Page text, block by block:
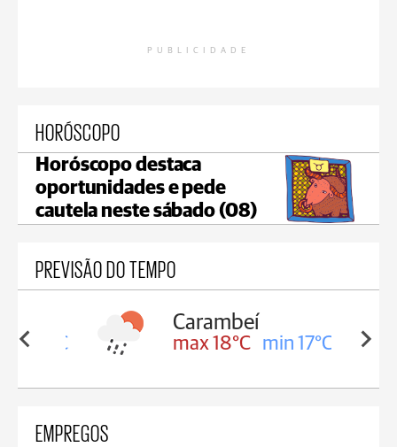
PUBLICIDADE
HORÓSCOPO
Horóscopo destaca
oportunidades e pede
cautela neste sábado (08)
PREVISÃO DO TEMPO
18°C
Carambeí
max 18°C min 17°C
EMPREGOS